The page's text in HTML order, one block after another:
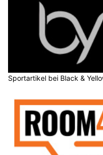
Sportartikel bei Black &